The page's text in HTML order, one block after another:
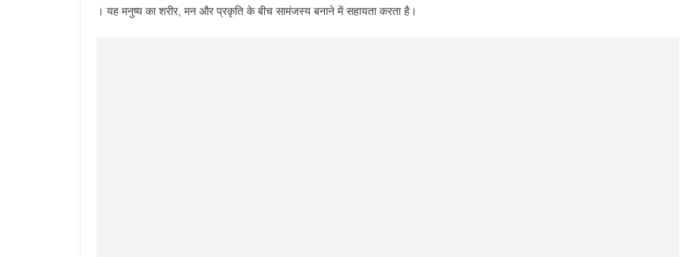
। यह मनुष्य का शरीर, मन और प्रकृति के बीच सामंजस्य बनाने में सहायता करता है।